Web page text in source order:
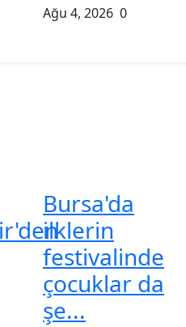
Ağu 4, 2026 0
Bursa'da
ilklerin
festivalinde
çocuklar da
şe...